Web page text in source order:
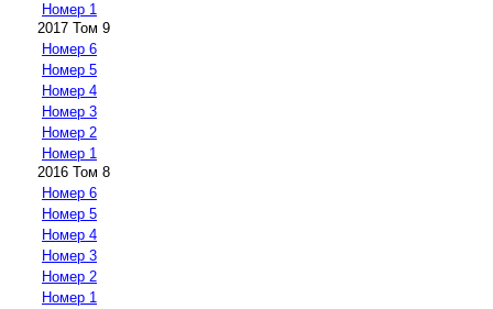
Номер 1
2017 Том 9
Номер 6
Номер 5
Номер 4
Номер 3
Номер 2
Номер 1
2016 Том 8
Номер 6
Номер 5
Номер 4
Номер 3
Номер 2
Номер 1